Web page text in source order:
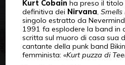
Kurt Cobain ha preso il
definitiva dei Nirvana, Smells
singolo estratto da
1991 fa esplodere la band in
scritta sul muoro di casa sua
cantante della punk band
femminista: «Kurt puzza di